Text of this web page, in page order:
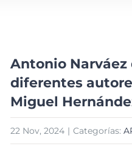
imagen
más
grande
Antonio Narváez
diferentes
Miguel
22 Nov, 2024 | Categorías: